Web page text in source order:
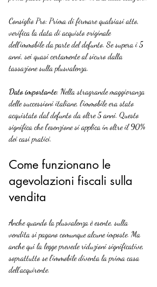
Consiglio Pro: Prima di firmare qualsiasi atto,
verifica la data di acquisto originale
dell’immobile da parte del defunto. Se supera i 5
anni, sei quasi certamente al sicuro dalla
tassazione sulla plusvalenza.
Dato importante: Nella stragrande maggioranza
delle successioni italiane, l’immobile era stato
acquistato dal defunto da oltre 5 anni. Questo
significa che l’esenzione si applica in oltre il 90%
dei casi pratici.
Come funzionano le
agevolazioni fiscali sulla
vendita
Anche quando la plusvalenza è esente, sulla
vendita si pagano comunque alcune imposte. Ma
anche qui la legge prevede riduzioni significative,
soprattutto se l’immobile diventa la prima casa
dell’acquirente.